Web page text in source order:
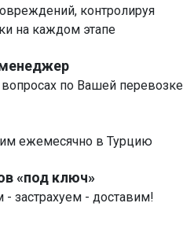
контролируя
на каждом этапе
по Вашей перевозке
ежемесячно в Турцию
«под ключ»
застрахуем - доставим!